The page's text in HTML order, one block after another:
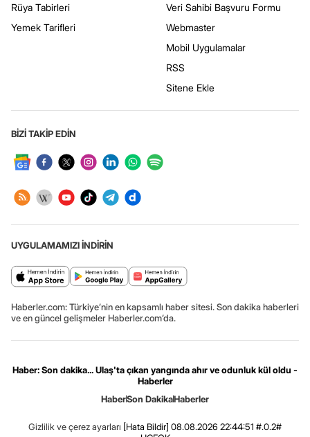
Rüya Tabirleri
Yemek Tarifleri
Veri Sahibi Başvuru Formu
Webmaster
Mobil Uygulamalar
RSS
Sitene Ekle
BİZİ TAKİP EDİN
UYGULAMAMIZI İNDİRİN
Haberler.com: Türkiye’nin en kapsamlı haber sitesi. Son dakika haberleri
ve en güncel gelişmeler Haberler.com’da.
Haber: Son dakika... Ulaş'ta çıkan yangında ahır ve odunluk kül oldu -
Haberler
HaberSon DakikaHaberler
Gizlilik ve çerez ayarları [Hata Bildir] 08.08.2026 22:44:51 #.0.2#